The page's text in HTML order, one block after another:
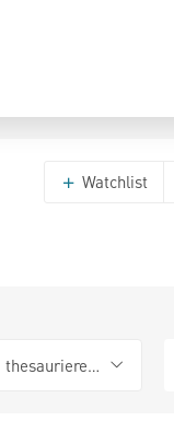
Watchlist
thesaurierend